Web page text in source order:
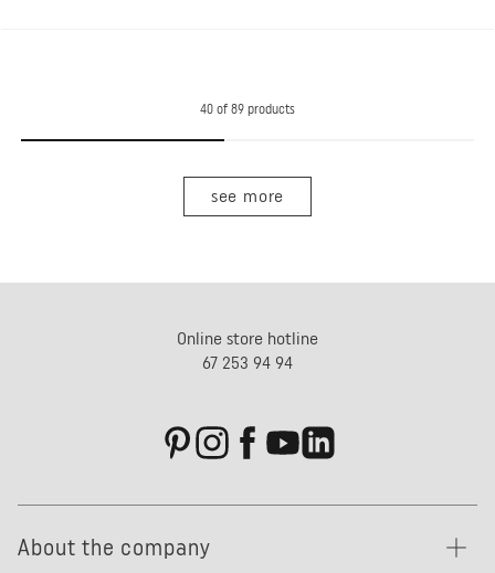
40 of 89 products
see more
Online store hotline
67 253 94 94
About the company